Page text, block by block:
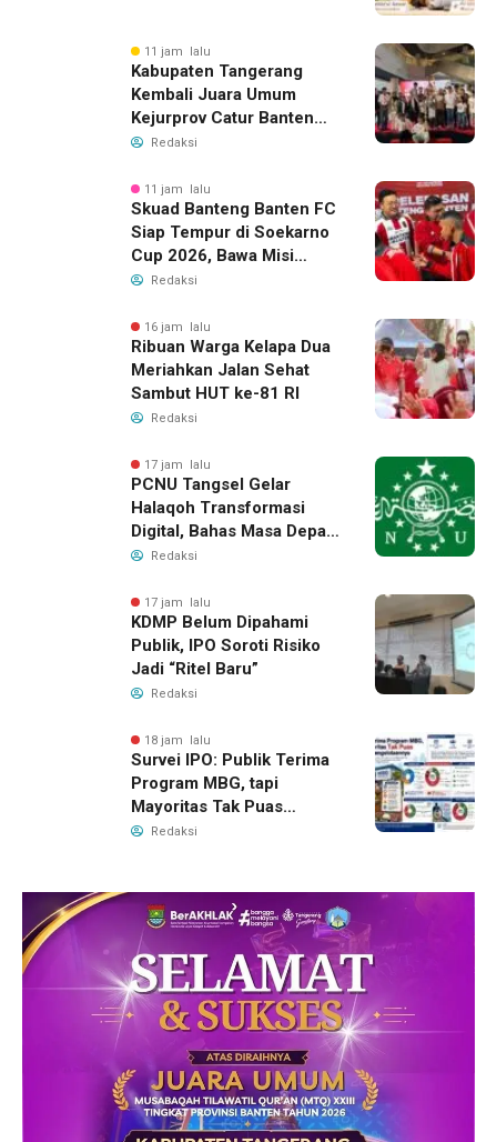
11 jam lalu
Kabupaten Tangerang
Kembali Juara Umum
Kejurprov Catur Banten
2026, Raih 24 Medali
Redaksi
11 jam lalu
Skuad Banteng Banten FC
Siap Tempur di Soekarno
Cup 2026, Bawa Misi
Harumkan Nama Banten
Redaksi
16 jam lalu
Ribuan Warga Kelapa Dua
Meriahkan Jalan Sehat
Sambut HUT ke-81 RI
Redaksi
17 jam lalu
PCNU Tangsel Gelar
Halaqoh Transformasi
Digital, Bahas Masa Depan
NU di Era Disrupsi
Redaksi
17 jam lalu
KDMP Belum Dipahami
Publik, IPO Soroti Risiko
Jadi “Ritel Baru”
Redaksi
18 jam lalu
Survei IPO: Publik Terima
Program MBG, tapi
Mayoritas Tak Puas
dengan Pengelolaannya
Redaksi